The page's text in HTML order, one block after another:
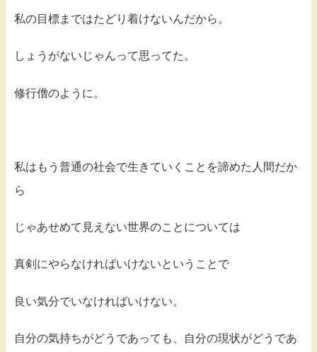
私の目標まではたどり着けないんだから。
しょうがないじゃんって思ってた。
修行僧のように。
私はもう普通の社会で生きていくことを諦めた人間だか
ら
じゃあせめて見えない世界のことについては
真剣にやらなければいけないということで
良い気分でいなければいけない。
自分の気持ちがどうであっても、自分の現状がどうであ